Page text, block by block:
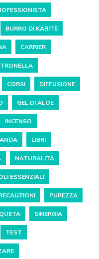
BURRO DI KARITÈ
CARRIER
CORSI DIFFUSIONE
GEL DI ALOE
INCENSO
LIBRI
NATURALITÀ
ESSENZIALI
PUREZZA
SINERGIA
TEST